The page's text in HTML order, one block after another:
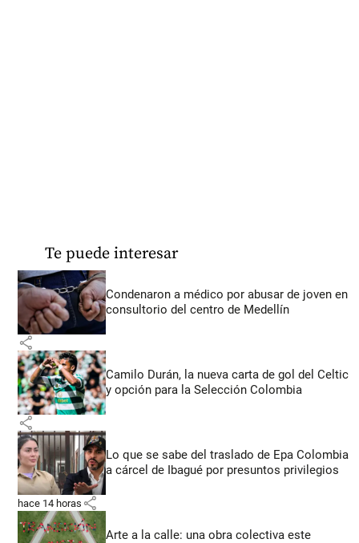
Te puede interesar
Condenaron a médico por abusar de joven en
consultorio del centro de Medellín
share
Camilo Durán, la nueva carta de gol del Celtic
y opción para la Selección Colombia
share
Lo que se sabe del traslado de Epa Colombia
a cárcel de Ibagué por presuntos privilegios
hace 14 horas share
Arte a la calle: una obra colectiva este